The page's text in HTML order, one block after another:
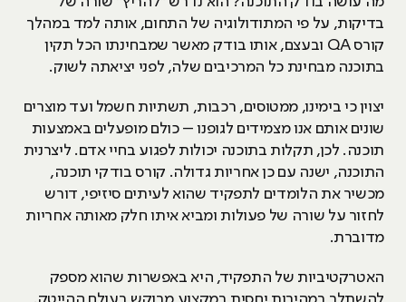
בדיקות, על פי המתודולוגיה של התחום, אותה למד במהלך
קורס QA ובעצם, אותו בודק מאשר שמבחינתו הכל תקין
בתוכנה מבחינת כל המרכיבים שלה, לפני יציאתה לשוק.
יצוין כי בימינו, ממטוסים, רכבות, תשתיות חשמל ועד מוצרים
שונים אותם אנו מצמידים לגופנו – כולם מופעלים באמצעות
תוכנה. לכן, תקלות בתוכנה יכולות לפגוע בחיי אדם. ליצרנית
התוכנה, ישנה עם כן אחריות גדולה. קורס בודקי תוכנה,
מכשיר את הלומדים לתפקיד שהוא לעיתים סיזיפי, דורש
לחזור על שורה של פעולות ומביא איתו חלק מאותה אחריות
מדוברת.
האטרקטיביות של התפקיד, היא באפשרות שהוא מספק